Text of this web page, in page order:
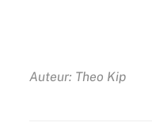
Auteur: Theo Kip